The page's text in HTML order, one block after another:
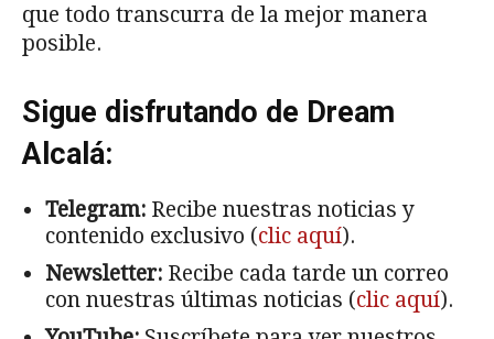
que todo transcurra de la mejor manera
posible.
Sigue disfrutando de Dream
Alcalá:
Telegram: Recibe nuestras noticias y
contenido exclusivo (clic aquí).
Newsletter: Recibe cada tarde un correo
con nuestras últimas noticias (clic aquí).